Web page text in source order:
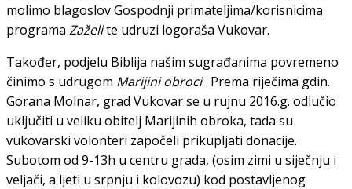
molimo blagoslov Gospodnji primateljima/korisnicima
programa Zaželite udruzi logoraša Vukovar.
Također, podjelu Biblija našim sugrađanima povremeno
činimo s udrugom Marijini obroci. Prema riječima gdin.
Gorana Molnar, grad Vukovar se u rujnu 2016.g. odlučio
uključiti u veliku obitelj Marijinih obroka, tada su
vukovarski volonteri započeli prikupljati donacije.
Subotom od 9-13h u centru grada, (osim zimi u siječnju i
veljači, a ljeti u srpnju i kolovozu) kod postavljenog